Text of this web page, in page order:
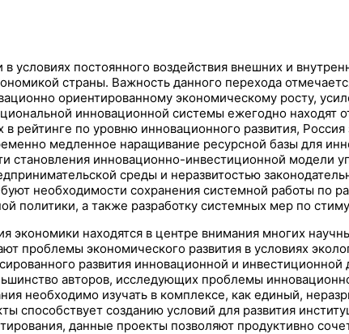
условиях постоянного воздействия внешних и
страны. Важность данного перехода
ориентированному экономическому росту,
инновационной системы ежегодно
рейтинге по уровню инновационного развития,
медленное наращивание ресурсной базы для
становления инновационно-инвестиционной модели
среды и неразвитостью
необходимости сохранения системной работы по
политики, а также разработку системных мер по
экономики находятся в центре внимания многих
проблемы экономического развития в условиях
развития инновационной и
авторов, исследующих проблемы
необходимо изучать в комплексе, как единый,
способствует созданию условий для развития
данные проекты позволяют продуктивно